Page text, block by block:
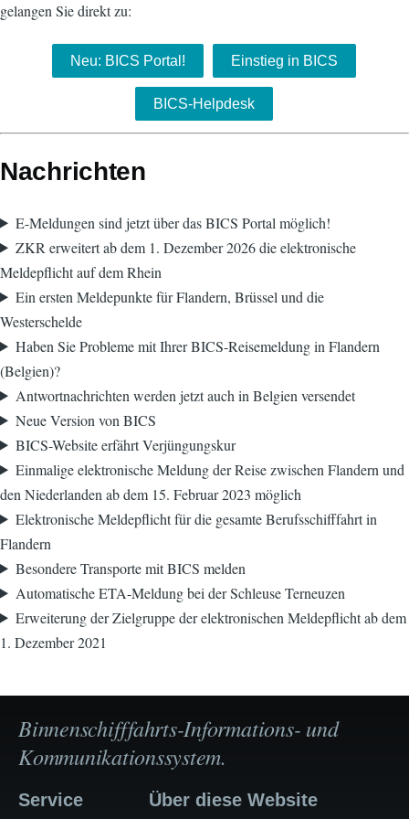
gelangen Sie direkt zu:
Neu: BICS Portal! Einstieg in BICS
BICS-Helpdesk
Nachrichten
E-Meldungen sind jetzt über das BICS Portal möglich!
ZKR erweitert ab dem 1. Dezember 2026 die elektronische
Meldepflicht auf dem Rhein
Ein ersten Meldepunkte für Flandern, Brüssel und die
Westerschelde
Haben Sie Probleme mit Ihrer BICS-Reisemeldung in Flandern
(Belgien)?
Antwortnachrichten werden jetzt auch in Belgien versendet
Neue Version von BICS
BICS-Website erfährt Verjüngungskur
Einmalige elektronische Meldung der Reise zwischen Flandern und
den Niederlanden ab dem 15. Februar 2023 möglich
Elektronische Meldepflicht für die gesamte Berufsschifffahrt in
Flandern
Besondere Transporte mit BICS melden
Automatische ETA-Meldung bei der Schleuse Terneuzen
Erweiterung der Zielgruppe der elektronischen Meldepflicht ab dem
1. Dezember 2021
Binnenschifffahrts-Informations- und
Kommunikationssystem.
Service Über diese Website